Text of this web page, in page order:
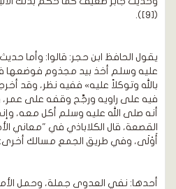
([9]).
يقول الحافظ ابن حجر: قالوا: وأما حديث
عليه وسلم أخذ بيد مجذوم فوضعها
بالله وتوكلاً عليه» ففيه نظر، وقد
فيه على راويه ورجَّح وقفه على عمر،
أنه صلى الله عليه وسلم أكل معه،
القصعة، قال الكلاباذي في "معاني
أَوْلَى، وفي طريق الجمع مسالك أخرى:
أحدها: نفي العدوى جملة، وحمل